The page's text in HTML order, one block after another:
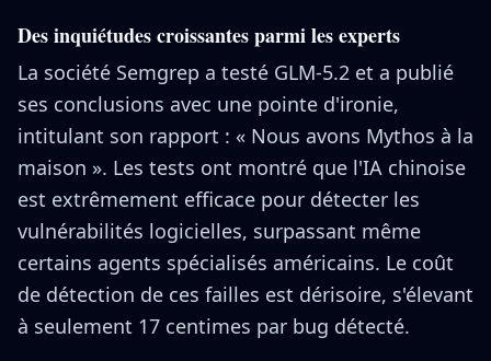
Des inquiétudes croissantes parmi les experts
La société Semgrep a testé GLM-5.2 et a publié
ses conclusions avec une pointe d'ironie,
intitulant son rapport : « Nous avons Mythos à la
maison ». Les tests ont montré que l'IA chinoise
est extrêmement efficace pour détecter les
vulnérabilités logicielles, surpassant même
certains agents spécialisés américains. Le coût
de détection de ces failles est dérisoire, s'élevant
à seulement 17 centimes par bug détecté.